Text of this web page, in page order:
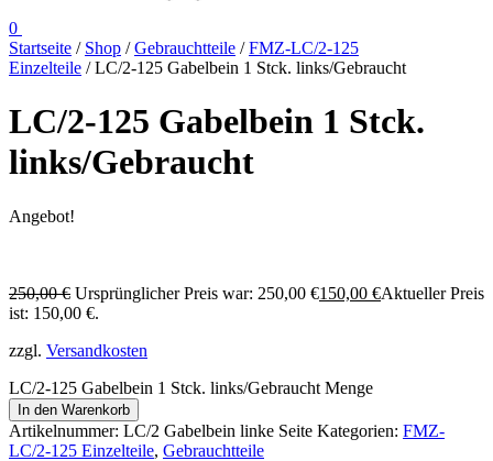
0
Startseite / Shop /Gebrauchtteile /FMZ-LC/2-125
Einzelteile / LC/2-125 Gabelbein 1 Stck. links/Gebraucht
LC/2-125 Gabelbein 1 Stck.
links/Gebraucht
Angebot!
250,00€ Ursprünglicher Preis war: 250,00 €150,00 €Aktueller Preis
ist: 150,00 €.
zzgl. Versandkosten
LC/2-125 Gabelbein 1 Stck. links/Gebraucht Menge
In den Warenkorb
Artikelnummer: LC/2 Gabelbein linke Seite Kategorien: FMZ-
LC/2-125 Einzelteile, Gebrauchtteile